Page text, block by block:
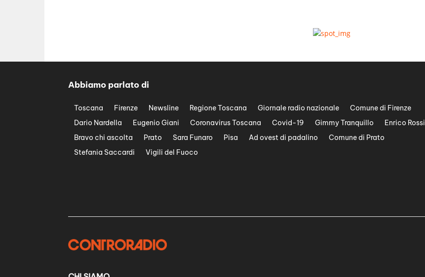
Abbiamo parlato di
Toscana Firenze Newsline Regione Toscana Giornale radio nazionale
Comune di Firenze
Dario Nardella
Eugenio Giani Coronavirus Toscana Covid-19 Gimmy Tranquillo
Enrico Rossi
Bravo chi ascolta
Prato Sara Funaro Pisa Ad ovest di padalino
Comune di Prato
Stefania Saccardi
Vigili del Fuoco